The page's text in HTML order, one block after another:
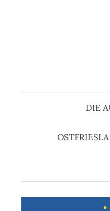
DIE